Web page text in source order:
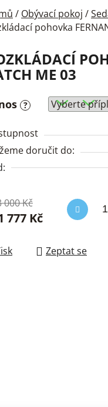
/ Obývací pokoj /
pohovka
ME 03
?
doručit do:
000 Kč
777 Kč
Zeptat se